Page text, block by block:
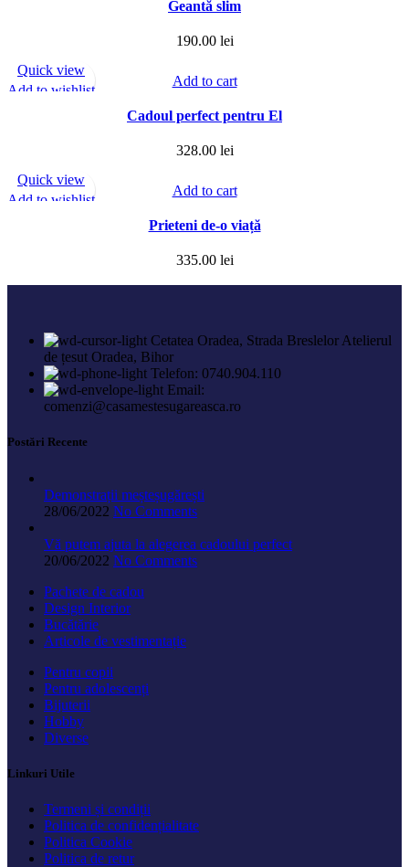
Geantă slim
190.00 lei
Quick view
Add to wishlist
Add to cart
Cadoul perfect pentru El
328.00 lei
Quick view
Add to wishlist
Add to cart
Prieteni de-o viață
335.00 lei
Cetatea Oradea, Strada Breslelor Atelierul
de țesut Oradea, Bihor
Telefon: 0740.904.110
Email:
comenzi@casamestesugareasca.ro
Postări Recente
Demonstrații meșteșugărești
28/06/2022 No Comments
Vă putem ajuta la alegerea cadoului perfect
20/06/2022 No Comments
Pachete de cadou
Design Interior
Bucătărie
Articole de vestimentație
Pentru copii
Pentru adolescenți
Bijuterii
Hobby
Diverse
Linkuri Utile
Termeni și condiții
Politica de confidențialitate
Politica Cookie
Politica de retur